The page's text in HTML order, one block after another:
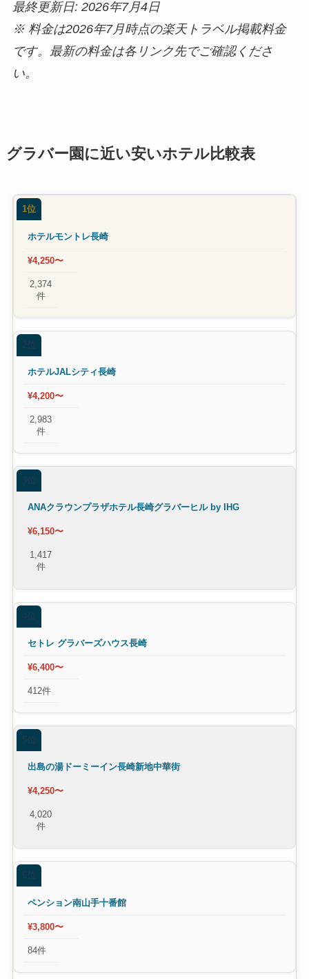
最終更新日: 2026年7月4日
※ 料金は2026年7月時点の楽天トラベル掲載料金
です。最新の料金は各リンク先でご確認くださ
い。
グラバー園に近い安いホテル比較表
1位
ホテルモントレ長崎
¥4,250〜
2,374
件
2位
ホテルJALシティ長崎
¥4,200〜
2,983
件
3位
ANAクラウンプラザホテル長崎グラバーヒル by IHG
¥6,150〜
1,417
件
4位
セトレ グラバーズハウス長崎
¥6,400〜
412件
5位
出島の湯ドーミーイン長崎新地中華街
¥4,250〜
4,020
件
6位
ペンション南山手十番館
¥3,800〜
84件